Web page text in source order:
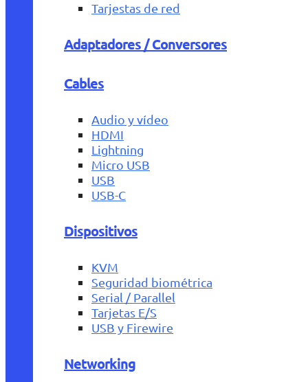
Tarjestas de red
Adaptadores / Conversores
Cables
Audio y vídeo
HDMI
Lightning
Micro USB
USB
USB-C
Dispositivos
KVM
Seguridad biométrica
Serial / Parallel
Tarjetas E/S
USB y Firewire
Networking